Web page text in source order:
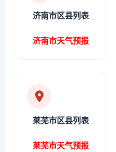
济南市区县列表
济南市天气预报
莱芜市区县列表
莱芜市天气预报